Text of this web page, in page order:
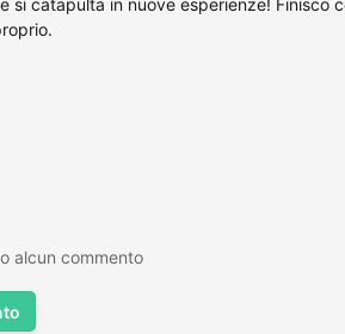
si catapulta in nuove esperienze! Finisco
alcun commento